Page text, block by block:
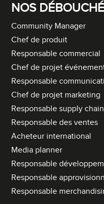
NOS
Community Manager
Chef de produit
Responsable commercial
Chef de projet
Responsable
Chef de projet marketing
Responsable supply chain
Responsable des ventes
Acheteur international
Media planner
Responsable
Responsable
Responsable